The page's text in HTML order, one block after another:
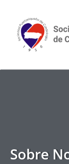
Sobre